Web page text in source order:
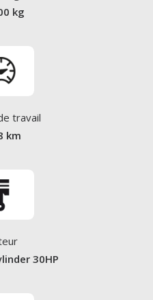
kg
travail
km
30HP